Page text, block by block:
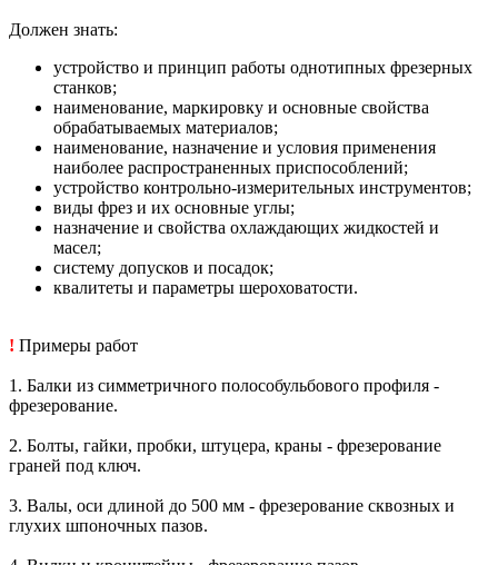
Должен знать:
устройство и принцип работы однотипных фрезерных
станков;
наименование, маркировку и основные свойства
обрабатываемых материалов;
наименование, назначение и условия применения
наиболее распространенных приспособлений;
устройство контрольно-измерительных инструментов;
виды фрез и их основные углы;
назначение и свойства охлаждающих жидкостей и
масел;
систему допусков и посадок;
квалитеты и параметры шероховатости.
! Примеры работ
1. Балки из симметричного полособульбового профиля -
фрезерование.
2. Болты, гайки, пробки, штуцера, краны - фрезерование
граней под ключ.
3. Валы, оси длиной до 500 мм - фрезерование сквозных и
глухих шпоночных пазов.